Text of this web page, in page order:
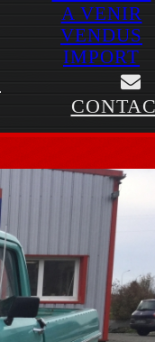
A VENIR
VENDUS
IMPORT